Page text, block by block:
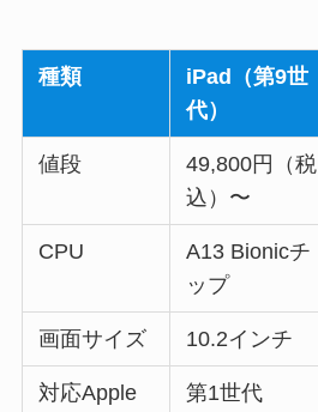
種類
iPad（第9世
代）
値段
49,800円（税
込）〜
CPU
A13 Bionicチ
ップ
画面サイズ 10.2インチ
対応Apple
第1世代